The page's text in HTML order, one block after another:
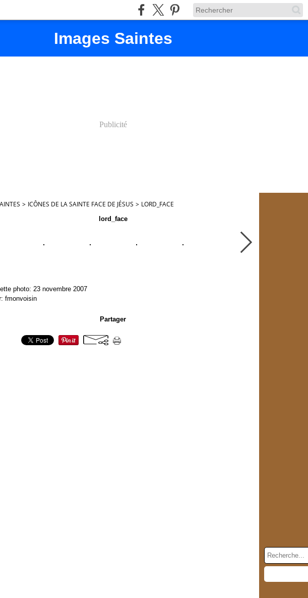
Images Saintes
Publicité
> ICÔNES DE LA SAINTE FACE DE JÉSUS > LORD_FACE
lord_face
photo: 23 novembre 2007
fmonvoisin
Partager